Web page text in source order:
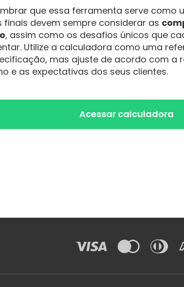
que essa ferramenta serve como
finais devem sempre considerar as
, assim como os desafios únicos que
Utilize a calculadora como uma
mas ajuste de acordo com a
e as expectativas dos seus clientes.
Acessar calculadora